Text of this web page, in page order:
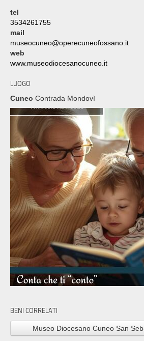
tel
3534261755
mail
museocuneo@operecuneofossano.it
web
www.museodiocesanocuneo.it
LUOGO
Cuneo Contrada Mondovì
BENI CORRELATI
Museo Diocesano Cuneo San